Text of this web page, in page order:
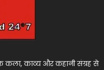
कला, काव्य और कहानी संग्रह से